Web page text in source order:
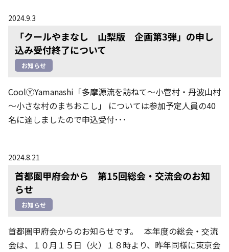
2024.9.3
「クールやまなし 山梨版 企画第3弾」の申し
込み受付終了について
お知らせ
CoolⓎYamanashi「多摩源流を訪ねて～小菅村・丹波山村
～小さな村のまちおこし」 については参加予定人員の40
名に達しましたので申込受付･･･
2024.8.21
首都圏甲府会から 第15回総会・交流会のお知
らせ
お知らせ
首都圏甲府会からのお知らせです。 本年度の総会・交流
会は、１０月１５日（火）１８時より、昨年同様に東京会